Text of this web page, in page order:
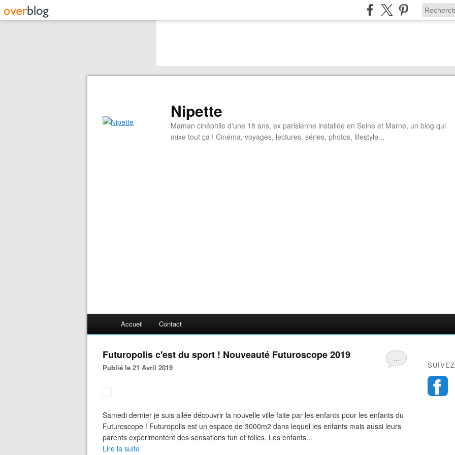
Nipette
Maman cinéphile d'une 18 ans, ex parisienne installée en Seine et Marne, un blog qui
mixe tout ça ! Cinéma, voyages, lectures, séries, photos, lifestyle...
Accueil Contact
…
Futuropolis c'est du sport ! Nouveauté Futuroscope 2019
Publié le 21 Avril 2019
Samedi dernier je suis allée découvrir la nouvelle ville faite par les enfants pour les enfants du
Futuroscope ! Futuropolis est un espace de 3000m2 dans lequel les enfants mais aussi leurs
parents expérimentent des sensations fun et folles. Les enfants...
Lire la suite